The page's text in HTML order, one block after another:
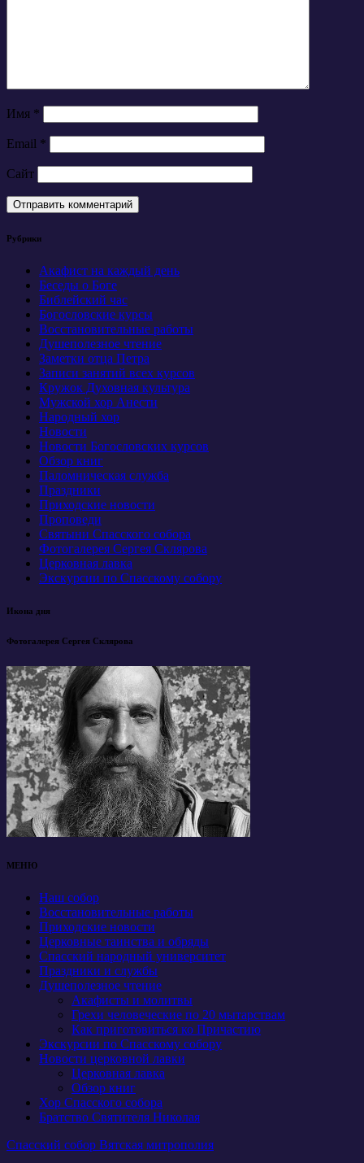
Имя *
Email *
Сайт
Рубрики
Акафист на каждый день
Беседы о Боге
Библейский час
Богословские курсы
Восстановительные работы
Душеполезное чтение
Заметки отца Петра
Записи занятий всех курсов
Кружок Духовная культура
Мужской хор Анести
Народный хор
Новости
Новости Богословских курсов
Обзор книг
Паломническая служба
Праздники
Приходские новости
Проповеди
Святыни Спасского собора
Фотогалерея Сергея Склярова
Церковная лавка
Экскурсии по Спасскому собору
Икона дня
Фотогалерея Сергея Склярова
МЕНЮ
Наш собор
Восстановительные работы
Приходские новости
Церковные таинства и обряды
Спасский народный университет
Праздники и службы
Душеполезное чтение
Акафисты и молитвы
Грехи человеческие по 20 мытарствам
Как приготовиться ко Причастию
Экскурсии по Спасскому собору
Новости церковной лавки
Церковная лавка
Обзор книг
Хор Спасского собора
Братство Святителя Николая
Спасский собор Вятская митрополия